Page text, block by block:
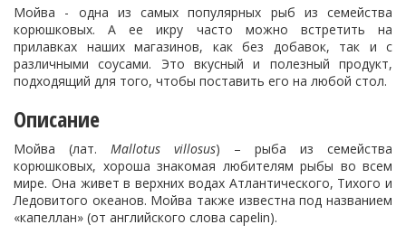
Мойва - одна из самых популярных рыб из семейства
корюшковых. А ее икру часто можно встретить на
прилавках наших магазинов, как без добавок, так и с
различными соусами. Это вкусный и полезный продукт,
подходящий для того, чтобы поставить его на любой стол.
Описание
Мойва (лат. Mallotus villosus) – рыба из семейства
корюшковых, хороша знакомая любителям рыбы во всем
мире. Она живет в верхних водах Атлантического, Тихого и
Ледовитого океанов. Мойва также известна под названием
«капеллан» (от английского слова capelin).